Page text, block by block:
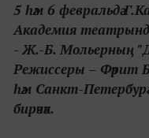
5 һәм 6 февральдә
Академия
- Ж.-Б. Мольерның
Режиссеры – Фәрит
һәм Санкт-
бирәчәк.